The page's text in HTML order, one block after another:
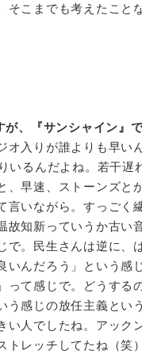
そこまでも考えたこと
が、『サンシャイン』
オ入りが誰よりも早い
いるんだよね。若干
、早速、ストーンズと
言いながら。すっごく
故知新っていうか古
で。民生さんは逆に、
いんだろう」という感
って感じで。どうする
う感じの放任主義とい
い人でしたね。アック
トレッチしてたね（